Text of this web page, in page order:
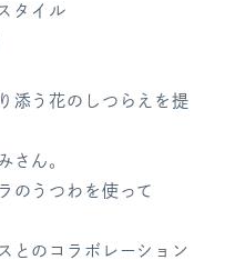
タイル
添う花のしつらえを提
さん。
のうつわを使って
とのコラボレーション